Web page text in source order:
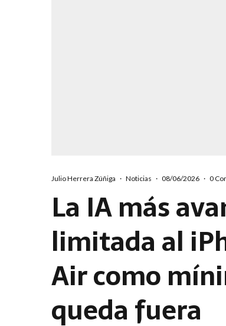
Julio Herrera Zúñiga · Noticias · 08/06/2026 · 0
La IA más
limitada al
Air como
queda fuera